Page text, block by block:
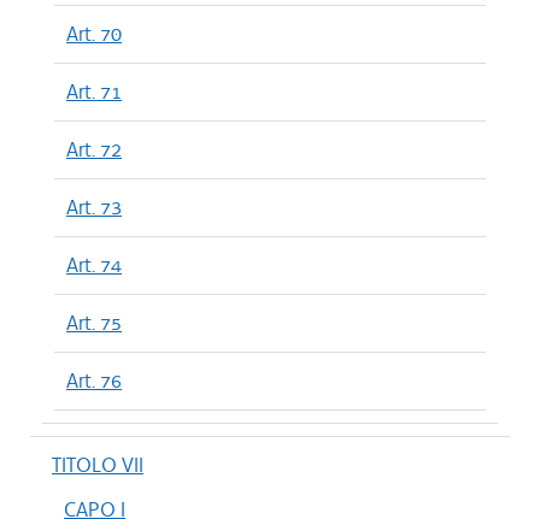
Art. 70
Art. 71
Art. 72
Art. 73
Art. 74
Art. 75
Art. 76
TITOLO VII
CAPO I